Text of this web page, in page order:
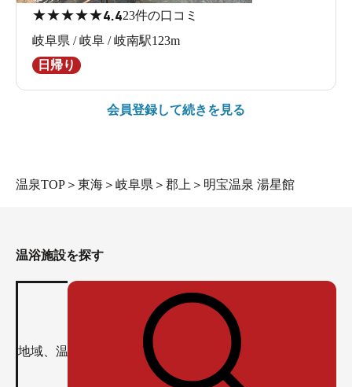
★★★★★4.423件の口コミ
岐阜県 / 岐阜 / 岐南駅123m
日帰り
会員登録して続きを見る
温泉TOP ＞ 東海 ＞ 岐阜県 ＞ 郡上 ＞ 明宝温泉 湯星館
温浴施設を探す